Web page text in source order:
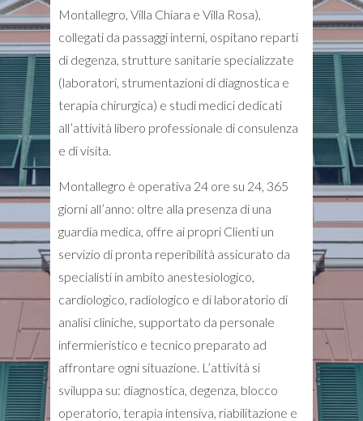
Montallegro, Villa Chiara e Villa Rosa),
collegati da passaggi interni, ospitano reparti
di degenza, strutture sanitarie specializzate
(laboratori, strumentazioni di diagnostica e
terapia chirurgica) e studi medici dedicati
all’attività libero professionale di consulenza
e di visita.
Montallegro è operativa 24 ore su 24, 365
giorni all’anno: oltre alla presenza di una
guardia medica, offre ai propri Clienti un
servizio di pronta reperibilità assicurato da
specialisti in ambito anestesiologico,
cardiologico, radiologico e di laboratorio di
analisi cliniche, supportato da personale
infermieristico e tecnico preparato ad
affrontare ogni situazione. L’attività si
sviluppa su: diagnostica, degenza, blocco
operatorio, terapia intensiva, riabilitazione e